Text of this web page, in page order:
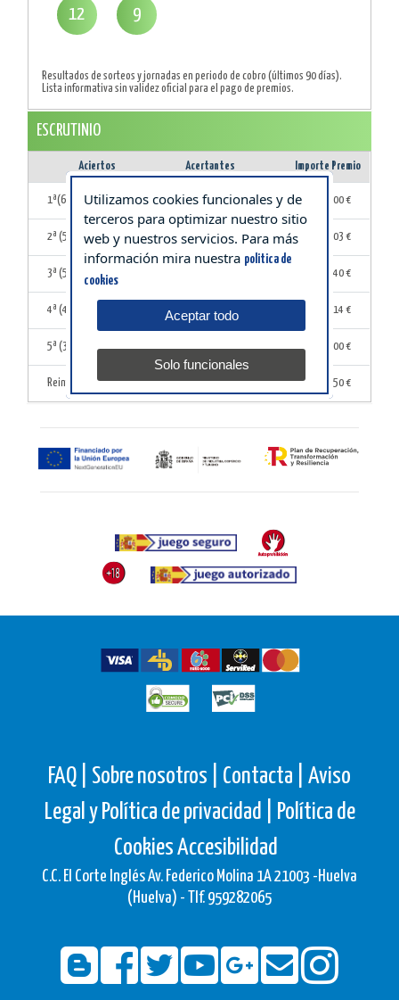
12 9
Resultados de sorteos y jornadas en periodo de cobro (últimos 90 días).
Lista informativa sin validez oficial para el pago de premios.
ESCRUTINIO
Aciertos Acertantes Importe Premio
1ª(6 Aciertos) 0 0,00 €
2ª (5 Aciertos + C) 1 121.645,03 €
3ª (5 Aciertos) 683,40 €
4ª (4 Aciertos) 3.943 23,14 €
5ª (3 Aciertos) 70.879 4,00 €
Reintegro 396.227 0,50 €
FAQ | Sobre nosotros | Contacta |
Aviso
Legal y Política de privacidad |
Política de
CookiesAccesibilidad
C.C. El Corte Inglés Av. Federico Molina 1A 21003 -Huelva
(Huelva) - Tlf. 959282065
Utilizamos cookies funcionales y de
terceros para optimizar nuestro sitio
web y nuestros servicios. Para más
información mira nuestra politica de
cookies
Aceptar todo
Solo funcionales